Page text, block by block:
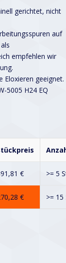
gerichtet, nicht
auf
empfehlen wir
Eloxieren geeignet.
5005 H24 EQ
€ >= 5
€ >= 15